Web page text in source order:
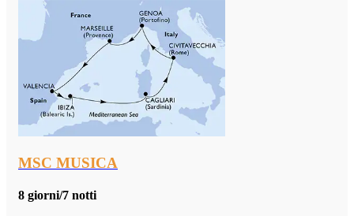
MSC MUSICA
8 giorni/7 notti